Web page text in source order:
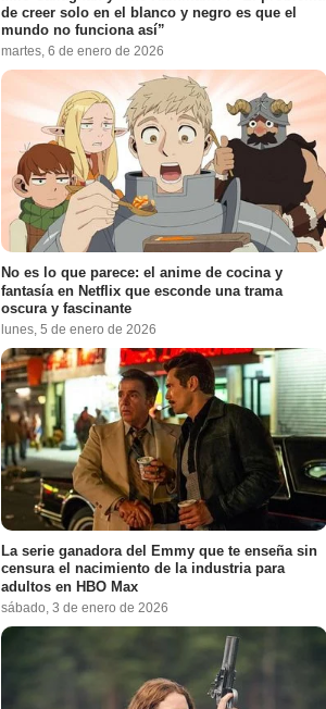
de creer solo en el blanco y negro es que el
mundo no funciona así”
martes, 6 de enero de 2026
No es lo que parece: el anime de cocina y
fantasía en Netflix que esconde una trama
oscura y fascinante
lunes, 5 de enero de 2026
La serie ganadora del Emmy que te enseña sin
censura el nacimiento de la industria para
adultos en HBO Max
sábado, 3 de enero de 2026